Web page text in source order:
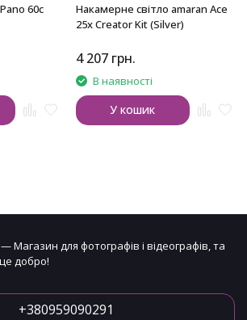
60c
Накамерне світло amaran Ace
25x Creator Kit (Silver)
4 207 грн.
В наявності
У кошик
Магазин для фотографів і відеографів, та
добро!
+380959090291